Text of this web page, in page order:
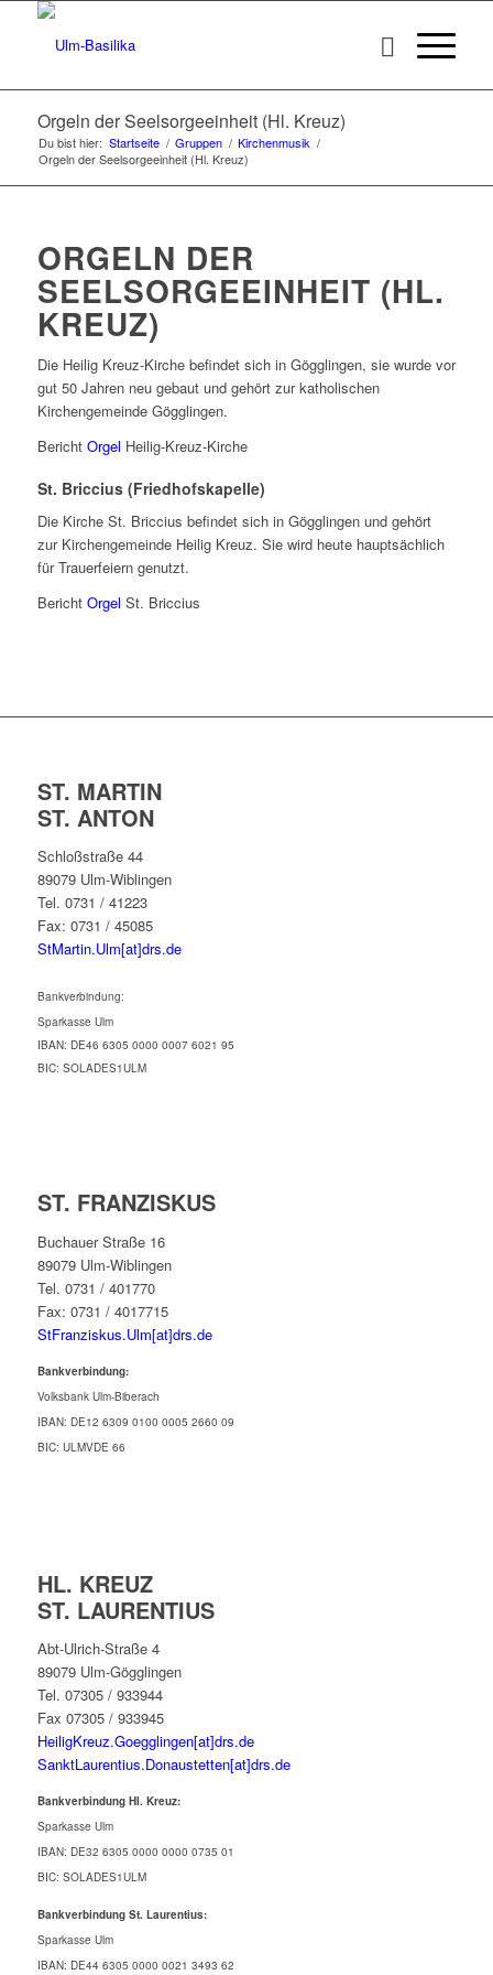
Orgeln der Seelsorgeeinheit (Hl. Kreuz)
Du bist hier: Startseite / Gruppen / Kirchenmusik /
Orgeln der Seelsorgeeinheit (Hl. Kreuz)
ORGELN DER
SEELSORGEEINHEIT (HL.
KREUZ)
Die Heilig Kreuz-Kirche befindet sich in Gögglingen, sie wurde vor
gut 50 Jahren neu gebaut und gehört zur katholischen
Kirchengemeinde Gögglingen.
Bericht Orgel Heilig-Kreuz-Kirche
St. Briccius (Friedhofskapelle)
Die Kirche St. Briccius befindet sich in Gögglingen und gehört
zur Kirchengemeinde Heilig Kreuz. Sie wird heute hauptsächlich
für Trauerfeiern genutzt.
Bericht Orgel St. Briccius
ST. MARTIN
ST. ANTON
Schloßstraße 44
89079 Ulm-Wiblingen
Tel. 0731 / 41223
Fax: 0731 / 45085
StMartin.Ulm[at]drs.de
Bankverbindung:
Sparkasse Ulm
IBAN: DE46 6305 0000 0007 6021 95
BIC: SOLADES1ULM
ST. FRANZISKUS
Buchauer Straße 16
89079 Ulm-Wiblingen
Tel. 0731 / 401770
Fax: 0731 / 4017715
StFranziskus.Ulm[at]drs.de
Bankverbindung:
Volksbank Ulm-Biberach
IBAN: DE12 6309 0100 0005 2660 09
BIC: ULMVDE 66
HL. KREUZ
ST. LAURENTIUS
Abt-Ulrich-Straße 4
89079 Ulm-Gögglingen
Tel. 07305 / 933944
Fax 07305 / 933945
HeiligKreuz.Goegglingen[at]drs.de
SanktLaurentius.Donaustetten[at]drs.de
Bankverbindung Hl. Kreuz:
Sparkasse Ulm
IBAN: DE32 6305 0000 0000 0735 01
BIC: SOLADES1ULM
Bankverbindung St. Laurentius:
Sparkasse Ulm
IBAN: DE44 6305 0000 0021 3493 62